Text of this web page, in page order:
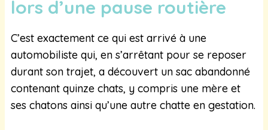
lors d’une pause routière
C’est exactement ce qui est arrivé à une
automobiliste qui, en s’arrêtant pour se reposer
durant son trajet, a découvert un sac abandonné
contenant quinze chats, y compris une mère et
ses chatons ainsi qu’une autre chatte en gestation.